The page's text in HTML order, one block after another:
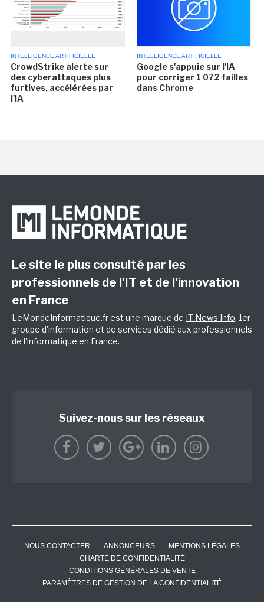
INTELLIGENCE ARTIFICIELLE
CrowdStrike alerte sur
des cyberattaques plus
furtives, accélérées par
l'IA
INTELLIGENCE ARTIFICIELLE
Google s'appuie sur l'IA
pour corriger 1 072 failles
dans Chrome
Le site le plus consulté par les
professionnels de l’IT et de l’innovation
en France
LeMondeInformatique.fr est une marque de IT News Info, 1er
groupe d'information et de services dédié aux professionnels
de l'informatique en France.
Suivez-nous sur les réseaux
NOUS CONTACTER ANNONCEURS
MENTIONS LÉGALES
CHARTE DE CONFIDENTIALITÉ
CONDITIONS GÉNÉRALES DE VENTE
PARAMÈTRES DE GESTION DE LA CONFIDENTIALITÉ